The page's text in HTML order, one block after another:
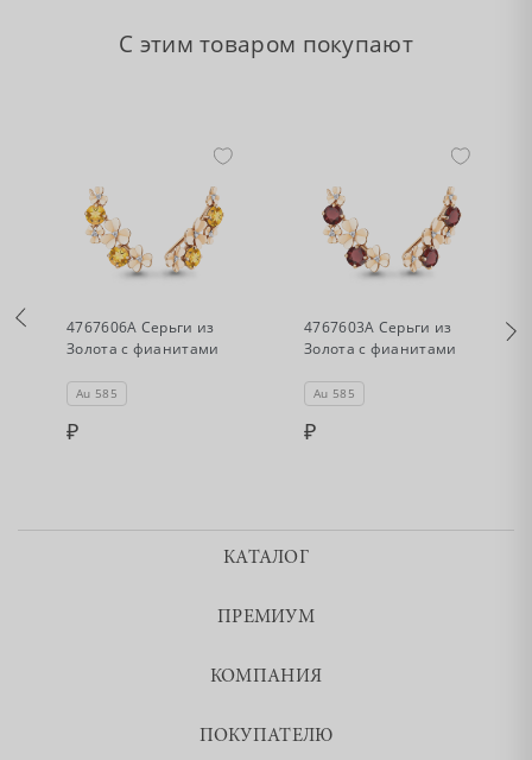
С этим товаром покупают
4767606А Серьги из
Золота с фианитами
Au 585
4767603А Серьги из
Золота с фианитами
Au 585
КАТАЛОГ
ПРЕМИУМ
КОМПАНИЯ
ПОКУПАТЕЛЮ